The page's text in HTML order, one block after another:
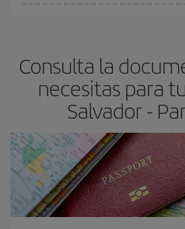
avión más baratos te saldrán. Además,
las fechas y los horarios del viaje un
el precio más barato.
Consulta la
necesitas para
Salvador -